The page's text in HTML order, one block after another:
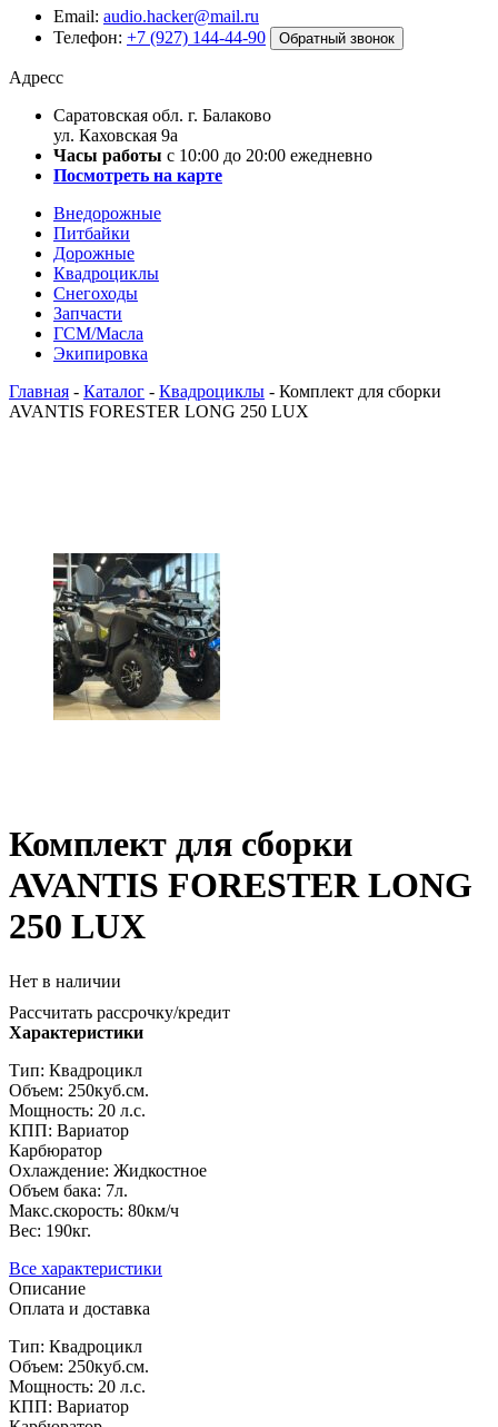
Email: audio.hacker@mail.ru
Телефон: +7 (927) 144-44-90 Обратный звонок
Адресс
Саратовская обл. г. Балаково
ул. Каховская 9а
Часы работы с 10:00 до 20:00 ежедневно
Посмотреть на карте
Внедорожные
Питбайки
Дорожные
Квадроциклы
Снегоходы
Запчасти
ГСМ/Масла
Экипировка
Главная - Каталог - Квадроциклы - Комплект для сборки
AVANTIS FORESTER LONG 250 LUX
Комплект для сборки
AVANTIS FORESTER LONG
250 LUX
Нет в наличии
Рассчитать рассрочку/кредит
Характеристики
Тип: Квадроцикл
Объем: 250куб.см.
Мощность: 20 л.с.
КПП: Вариатор
Карбюратор
Охлаждение: Жидкостное
Объем бака: 7л.
Макс.скорость: 80км/ч
Вес: 190кг.
Все характеристики
Описание
Оплата и доставка
Тип: Квадроцикл
Объем: 250куб.см.
Мощность: 20 л.с.
КПП: Вариатор